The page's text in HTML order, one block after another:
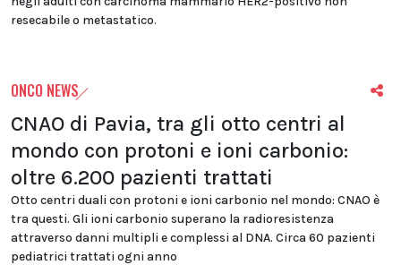
resecabile o metastatico.
ONCO NEWS
CNAO di Pavia, tra gli otto centri al
mondo con protoni e ioni carbonio:
oltre 6.200 pazienti trattati
Otto centri duali con protoni e ioni carbonio nel mondo: CNAO è
tra questi. Gli ioni carbonio superano la radioresistenza
attraverso danni multipli e complessi al DNA. Circa 60 pazienti
pediatrici trattati ogni anno